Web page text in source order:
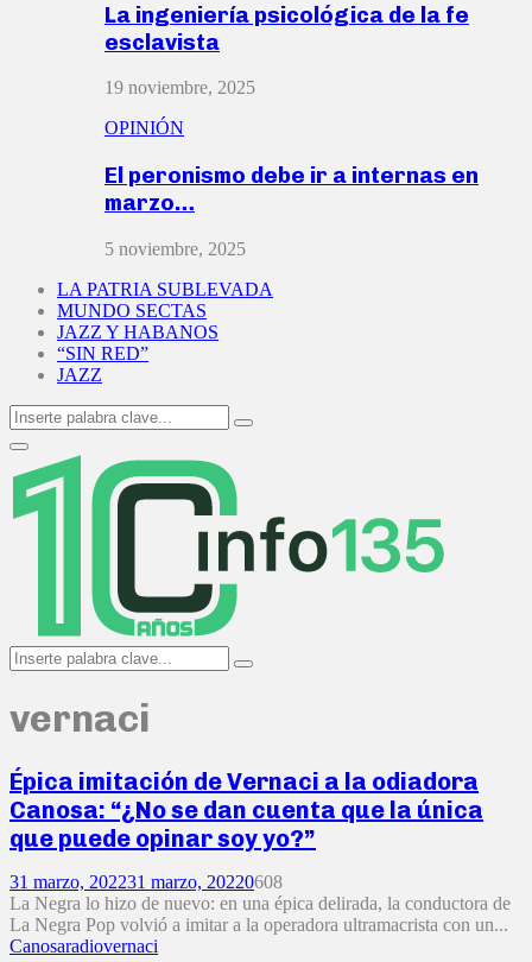
La ingeniería psicológica de la fe
esclavista
19 noviembre, 2025
OPINIÓN
El peronismo debe ir a internas en
marzo…
5 noviembre, 2025
LA PATRIA SUBLEVADA
MUNDO SECTAS
JAZZ Y HABANOS
“SIN RED”
JAZZ
Search
for:
Search
Primary
Menu
Search
for:
Search
vernaci
Épica imitación de Vernaci a la odiadora
Canosa: “¿No se dan cuenta que la única
que puede opinar soy yo?”
31 marzo, 202231 marzo, 20220608
La Negra lo hizo de nuevo: en una épica delirada, la conductora de
La Negra Pop volvió a imitar a la operadora ultramacrista con un...
Canosaradiovernaci